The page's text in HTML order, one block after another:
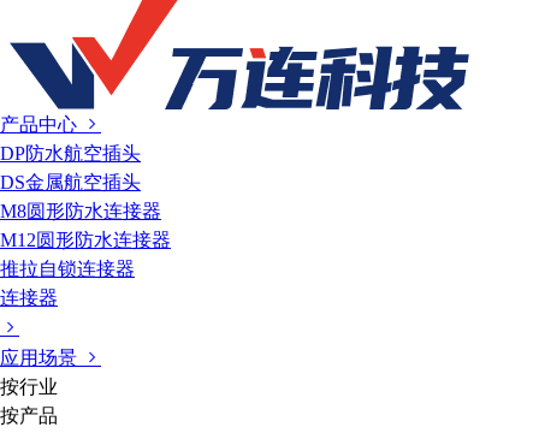
产品中心
DP防水航空插头
DS金属航空插头
M8圆形防水连接器
M12圆形防水连接器
推拉自锁连接器
连接器
应用场景
按行业
按产品